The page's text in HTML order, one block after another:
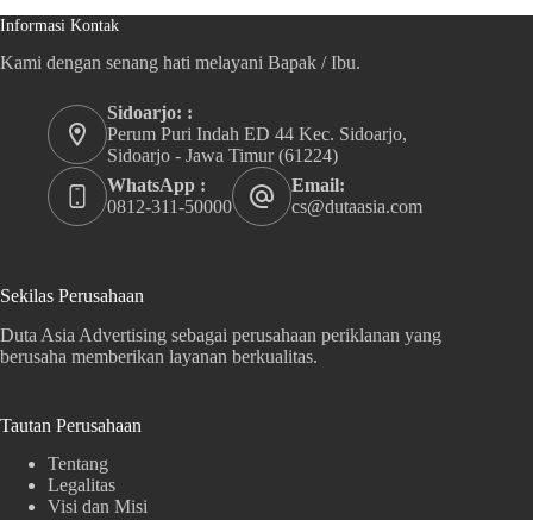
Informasi Kontak
Kami dengan senang hati melayani Bapak / Ibu.
Sidoarjo: :
Perum Puri Indah ED 44 Kec. Sidoarjo,
Sidoarjo - Jawa Timur (61224)
WhatsApp :
0812-311-50000
Email:
cs@dutaasia.com
Sekilas Perusahaan
Duta Asia Advertising sebagai perusahaan periklanan yang
berusaha memberikan layanan berkualitas.
Tautan Perusahaan
Tentang
Legalitas
Visi dan Misi